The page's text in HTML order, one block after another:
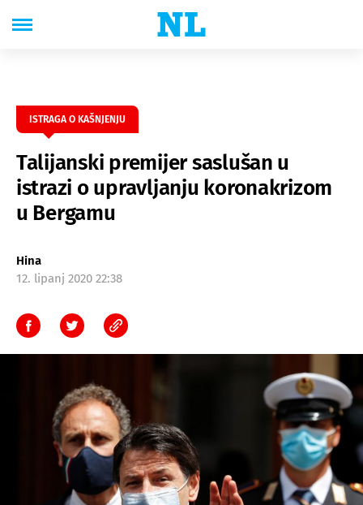
ISTRAGA O KAŠNJENJU
Talijanski premijer saslušan u
istrazi o upravljanju koronakrizom
u Bergamu
Hina
12. lipanj 2020 22:38